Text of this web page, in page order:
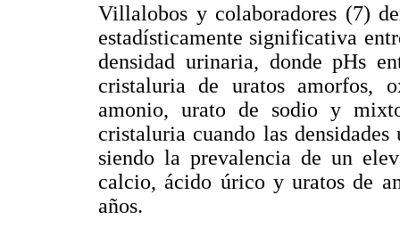
Villalobos y colaboradores (7)
estadísticamente significativa
densidad urinaria, donde pHs
cristaluria de uratos amorfos,
amonio, urato de sodio y
cristaluria cuando las
siendo la prevalencia de un
calcio, ácido úrico y uratos de
años.